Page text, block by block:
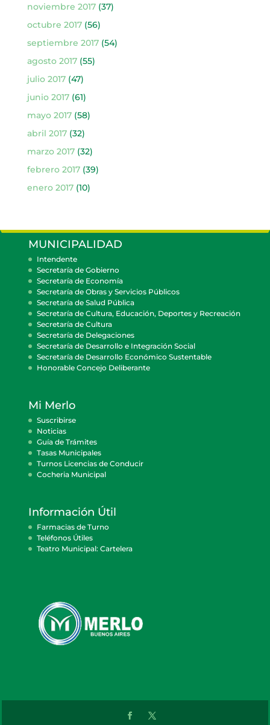
noviembre 2017(37)
octubre 2017(56)
septiembre 2017(54)
agosto 2017(55)
julio 2017(47)
junio 2017(61)
mayo 2017(58)
abril 2017(32)
marzo 2017(32)
febrero 2017(39)
enero 2017(10)
MUNICIPALIDAD
Intendente
Secretaría de Gobierno
Secretaría de Economía
Secretaría de Obras y Servicios Públicos
Secretaría de Salud Pública
Secretaría de Cultura, Educación, Deportes y Recreación
Secretaría de Cultura
Secretaría de Delegaciones
Secretaría de Desarrollo e Integración Social
Secretaría de Desarrollo Económico Sustentable
Honorable Concejo Deliberante
Mi Merlo
Suscribirse
Noticias
Guía de Trámites
Tasas Municipales
Turnos Licencias de Conducir
Cocheria Municipal
Información Útil
Farmacias de Turno
Teléfonos Útiles
Teatro Municipal: Cartelera